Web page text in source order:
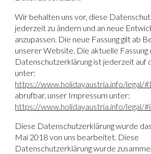
Wir behalten uns vor, diese
jederzeit zu ändern und an neue
anzupassen. Die neue Fassung gilt ab
unserer Website. Die aktuelle Fassung
Datenschutzerklärung ist jederzeit auf
unter:
https://www.holidayaustria.info/legal/
abrufbar, unser Impressum unter:
https://www.holidayaustria.info/legal/
Diese Datenschutzerklärung wurde
Mai 2018von uns bearbeitet. Diese
Datenschutzerklärung wurde